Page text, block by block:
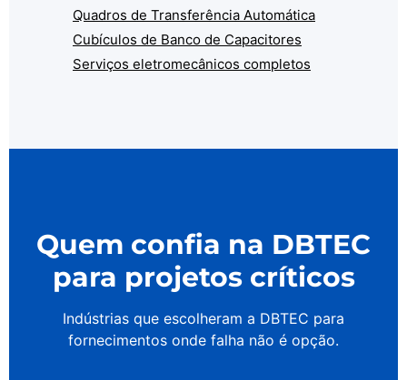
Quadros de Transferência Automática
Cubículos de Banco de Capacitores
Serviços eletromecânicos completos
Quem confia na DBTEC
para projetos críticos
Indústrias que escolheram a DBTEC para
fornecimentos onde falha não é opção.